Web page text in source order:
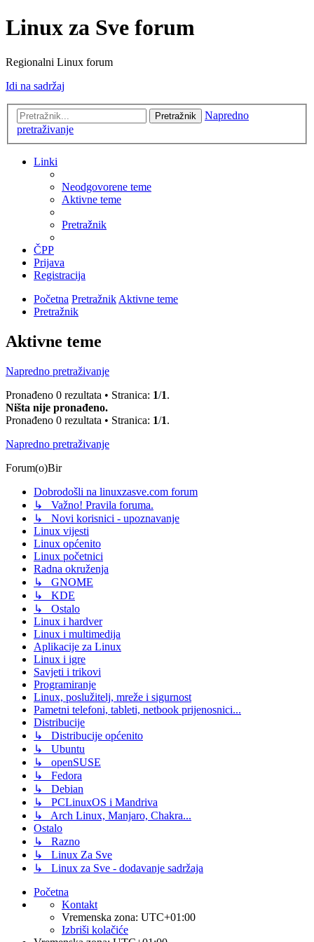
Linux za Sve forum
Regionalni Linux forum
Idi na sadržaj
Pretražnik
Napredno
pretraživanje
Linki
Neodgovorene teme
Aktivne teme
Pretražnik
ČPP
Prijava
Registracija
Početna PretražnikAktivne teme
Pretražnik
Aktivne teme
Napredno pretraživanje
Pronađeno 0 rezultata • Stranica: 1/1.
Ništa nije pronađeno.
Pronađeno 0 rezultata • Stranica: 1/1.
Napredno pretraživanje
Forum(o)Bir
Dobrodošli na linuxzasve.com forum
↳ Važno! Pravila foruma.
↳ Novi korisnici - upoznavanje
Linux vijesti
Linux općenito
Linux početnici
Radna okruženja
↳ GNOME
↳ KDE
↳ Ostalo
Linux i hardver
Linux i multimedija
Aplikacije za Linux
Linux i igre
Savjeti i trikovi
Programiranje
Linux, poslužitelj, mreže i sigurnost
Pametni telefoni, tableti, netbook prijenosnici...
Distribucije
↳ Distribucije općenito
↳ Ubuntu
↳ openSUSE
↳ Fedora
↳ Debian
↳ PCLinuxOS i Mandriva
↳ Arch Linux, Manjaro, Chakra...
Ostalo
↳ Razno
↳ Linux Za Sve
↳ Linux za Sve - dodavanje sadržaja
Početna
Kontakt
Vremenska zona: UTC+01:00
Izbriši kolačiće